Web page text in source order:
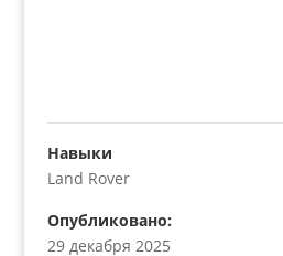
Навыки
Land Rover
Опубликовано:
29 декабря 2025